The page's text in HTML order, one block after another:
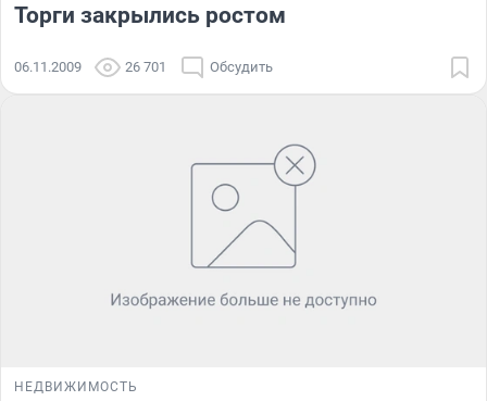
Торги закрылись ростом
06.11.2009 26 701 Обсудить
НЕДВИЖИМОСТЬ